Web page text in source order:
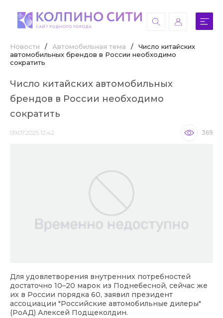
Новости / Автомобильная тема /
Число китайских
автомобильных брендов в России необходимо
сократить
Число китайских автомобильных
брендов в России необходимо
сократить
09.07.2025 12:42 369
Для удовлетворения внутренних потребностей
достаточно 10–20 марок из Поднебесной, сейчас же
их в России порядка 60, заявил президент
ассоциации "Российские автомобильные дилеры"
(РоАД) Алексей Подщеколдин.